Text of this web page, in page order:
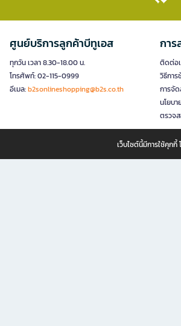
ศูนย์บริการลูกค้าบีทูเอส
ทุกวัน เวลา 8.30-18.00 น.
โทรศัพท์: 02-115-0999
อีเมล:b2sonlineshopping@b2s.co.th
กา
ติดต่อ
วิธีกา
การจั
นโยบ
ตรวจ
เว็บไซต์นี้มีการใช้คุก